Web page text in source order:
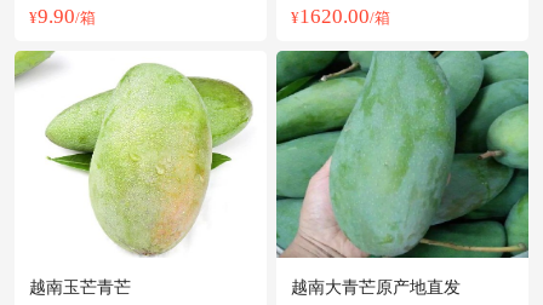
附近潘**老板24分钟前看了商品
¥9.90/箱 ¥1620.00/箱
越南玉芒青芒 越南大青芒原产地直发